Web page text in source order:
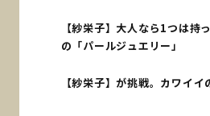
【紗栄子】大人なら1つは持
の「パールジュエリー」
【紗栄子】が挑戦。カワイイ